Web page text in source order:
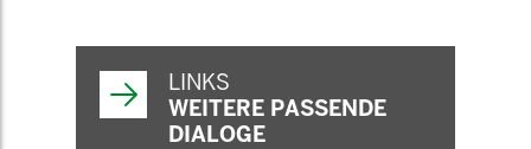
LINKS
WEITERE PASSENDE
DIALOGE